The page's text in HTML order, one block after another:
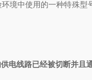
境中使用的一种特殊型
供电线路已经被切断并且